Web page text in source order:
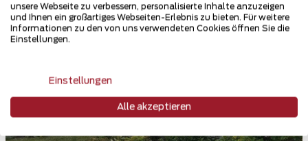
unsere Webseite zu verbessern, personalisierte Inhalte anzuzeigen
und Ihnen ein großartiges Webseiten-Erlebnis zu bieten. Für weitere
Informationen zu den von uns verwendeten Cookies öffnen Sie die
Einstellungen.
Einstellungen
Alle akzeptieren